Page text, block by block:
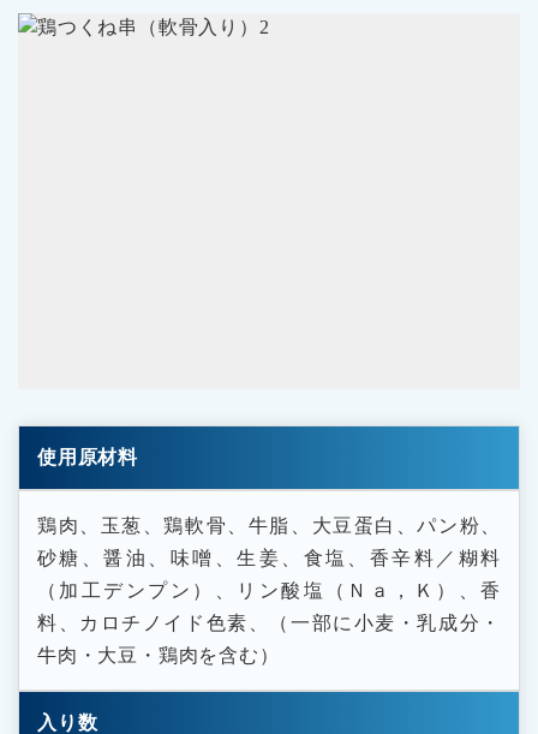
使用原材料
鶏肉、玉葱、鶏軟骨、牛脂、大豆蛋白、パン粉、
砂糖、醤油、味噌、生姜、食塩、香辛料／糊料
（加工デンプン）、リン酸塩（Ｎａ，Ｋ）、香
料、カロチノイド色素、（一部に小麦・乳成分・
牛肉・大豆・鶏肉を含む）
入り数